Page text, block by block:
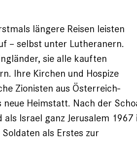
längere Reisen leisten
– selbst unter Lutheranern.
sie alle kauften
Ihre Kirchen und Hospize
Zionisten aus Österreich-
Heimstatt. Nach der
Israel ganz Jerusalem 1967
als Erstes zur